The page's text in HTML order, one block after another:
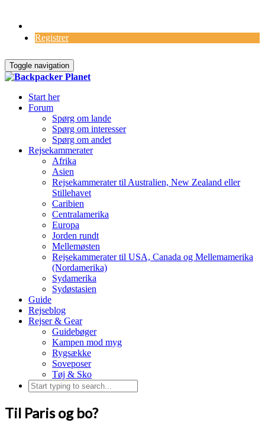
Registrer
Toggle navigation
Start her
Forum
Spørg om lande
Spørg om interesser
Spørg om andet
Rejsekammerater
Afrika
Asien
Rejsekammerater til Australien, New Zealand eller
Stillehavet
Caribien
Centralamerika
Europa
Jorden rundt
Mellemøsten
Rejsekammerater til USA, Canada og Mellemamerika
(Nordamerika)
Sydamerika
Sydøstasien
Guide
Rejseblog
Rejser & Gear
Guidebøger
Kampen mod myg
Rygsække
Soveposer
Tøj & Sko
Til Paris og bo?